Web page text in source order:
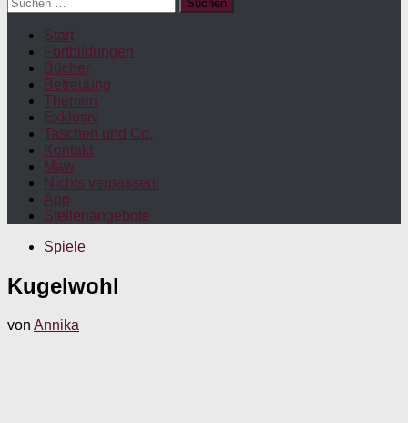
nach:
Start
Fortbildungen
Bücher
Betreuung
Themen
Exklusiv
Taschen und Co.
Kontakt
Maw
Nichts verpassen!
App
Stellenangebote
Spiele
Kugelwohl
von Annika